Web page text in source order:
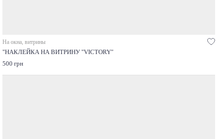
На окна, витрины
"НАКЛЕЙКА НА ВИТРИНУ "VICTORY"
500 грн